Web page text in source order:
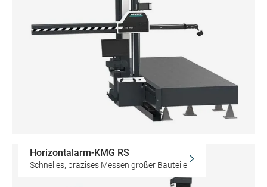
Horizontalarm-KMG RS
Schnelles, präzises Messen großer Bauteile